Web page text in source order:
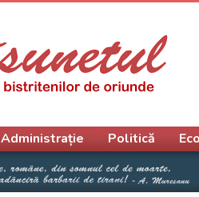
Administrație Politică